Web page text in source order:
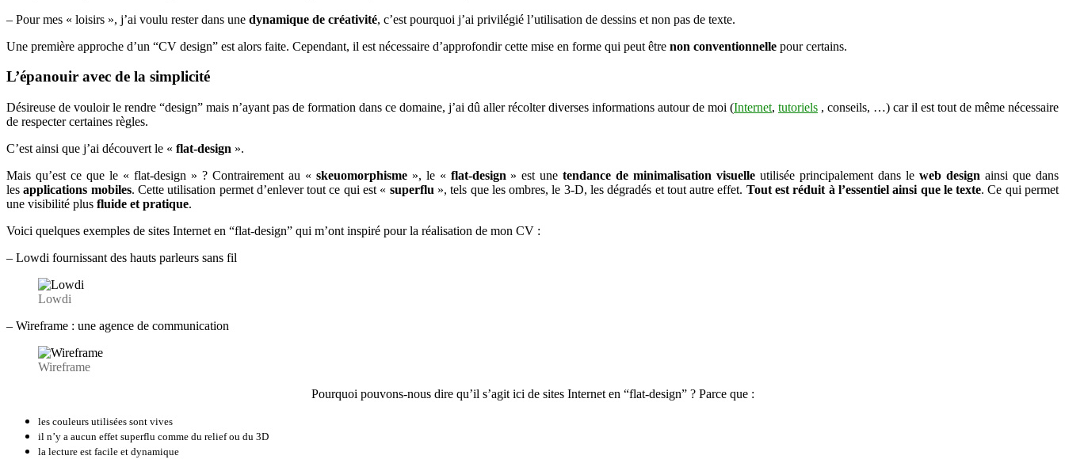
– Pour mes « loisirs », j’ai voulu rester dans une dynamique de créativité, c’est pourquoi j’ai privilégié l’utilisation de dessins et non pas de texte.
Une première approche d’un “CV design” est alors faite. Cependant, il est nécessaire d’approfondir cette mise en forme qui peut être non conventionnelle pour certains.
L’épanouir avec de la simplicité
Désireuse de vouloir le rendre “design” mais n’ayant pas de formation dans ce domaine, j’ai dû aller récolter diverses informations autour de moi (Internet, tutoriels , conseils, …) car il est tout de même nécessaire
de respecter certaines règles.
C’est ainsi que j’ai découvert le « flat-design ».
Mais qu’est ce que le « flat-design » ? Contrairement au « skeuomorphisme», le « flat-design » est unetendance de minimalisation visuelle utilisée principalement dans leweb design ainsi que dans
lesapplications mobiles. Cette utilisation permet d’enlever tout ce qui est « superflu », tels que les ombres, le 3-D, les dégradés et tout autre effet. Tout est réduit à l’essentiel ainsi que le texte. Ce qui permet
une visibilité plus fluide et pratique.
Voici quelques exemples de sites Internet en “flat-design” qui m’ont inspiré pour la réalisation de mon CV :
– Lowdi fournissant des hauts parleurs sans fil
Lowdi
– Wireframe : une agence de communication
Wireframe
Pourquoi pouvons-nous dire qu’il s’agit ici de sites Internet en “flat-design” ? Parce que :
les couleurs utilisées sont vives
il n’y a aucun effet superflu comme du relief ou du 3D
la lecture est facile et dynamique